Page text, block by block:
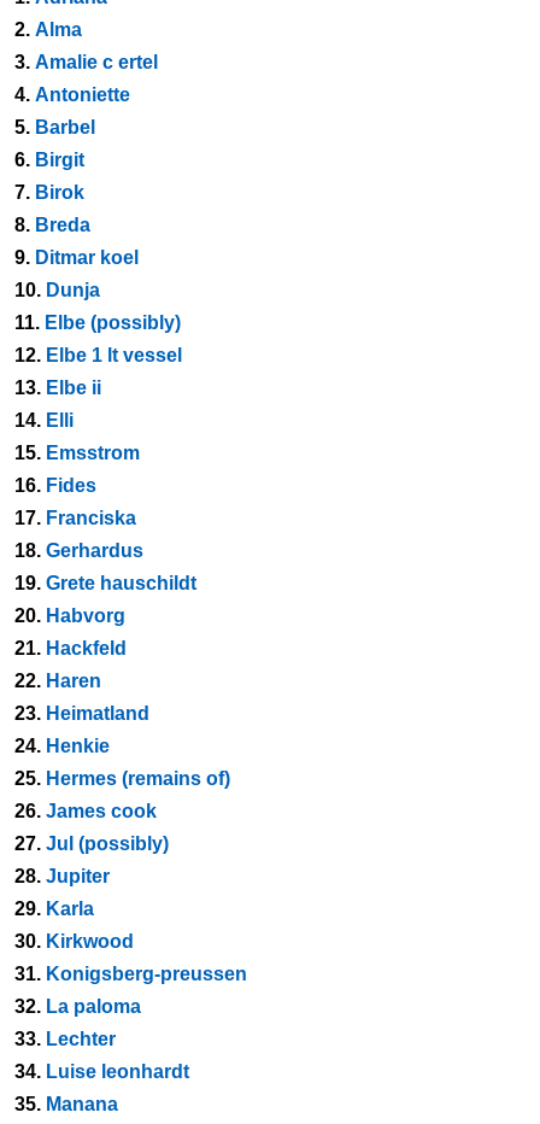
2. Alma
3. Amalie c ertel
4. Antoniette
5. Barbel
6. Birgit
7. Birok
8. Breda
9. Ditmar koel
10. Dunja
11. Elbe (possibly)
12. Elbe 1 lt vessel
13. Elbe ii
14. Elli
15. Emsstrom
16. Fides
17. Franciska
18. Gerhardus
19. Grete hauschildt
20. Habvorg
21. Hackfeld
22. Haren
23. Heimatland
24. Henkie
25. Hermes (remains of)
26. James cook
27. Jul (possibly)
28. Jupiter
29. Karla
30. Kirkwood
31. Konigsberg-preussen
32. La paloma
33. Lechter
34. Luise leonhardt
35. Manana